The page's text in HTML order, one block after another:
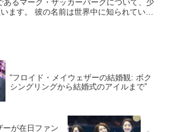
あるマーク・ザッカーバーグについて、少
ます。 彼の名前は世界中に知られていま
“フロイド・メイウェザーの結婚観: ボク
シングリングから結婚式のアイルまで”
ーが在日ファン